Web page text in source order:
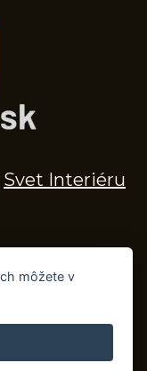
Svet Interiéru
kovania,
môžete v